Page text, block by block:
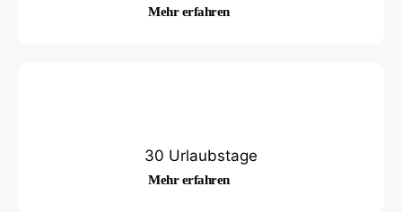
Mehr erfahren
30 Urlaubstage
Mehr erfahren